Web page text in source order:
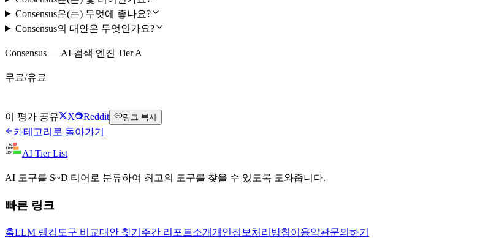
Consensus은(는) 무엇에 좋나요?
Consensus의 대안은 무엇인가요?
Consensus — AI 검색 엔진 Tier A
무료/유료
이 평가 공유 X Reddit 링크 복사
카테고리로 돌아가기
AI Tier List
AI 도구를 S~D 티어로 분류하여 최고의 도구를 찾을 수 있도록 도와줍니다.
빠른 링크
홈LLM 랭킹 도구 비교대안 찾기 주간 리포트소개개인정보처리방침이용약관문의하기